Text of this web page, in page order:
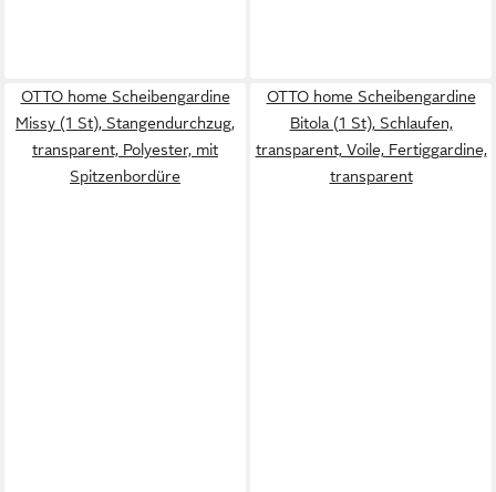
OTTO home Scheibengardine
Missy (1 St), Stangendurchzug,
transparent, Polyester, mit
Spitzenbordüre
OTTO home Scheibengardine
Bitola (1 St), Schlaufen,
transparent, Voile, Fertiggardine,
transparent